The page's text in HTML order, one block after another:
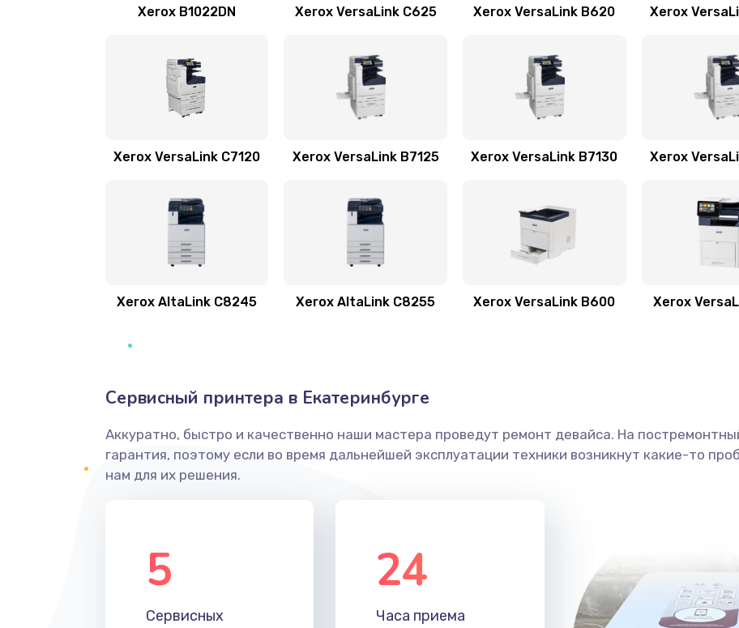
Xerox B1022DN Xerox VersaLink C625 Xerox VersaLink B620 Xerox
Xerox VersaLink C7120 Xerox VersaLink B7125 Xerox VersaLink B7130 Xerox
Xerox AltaLink C8245 Xerox AltaLink C8255 Xerox VersaLink B600 Xerox
Сервисный принтера в Екатеринбурге
Аккуратно, быстро и качественно наши мастера проведут ремонт девайса. На
гарантия, поэтому если во время дальнейшей эксплуатации техники возникнут какие-то
нам для их решения.
5
Сервисных
24
Часа приема